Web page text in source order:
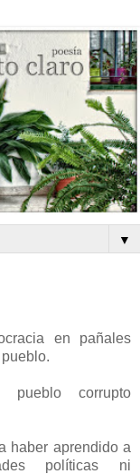
▼
en pañales
corrupto
haber aprendido a
políticas ni